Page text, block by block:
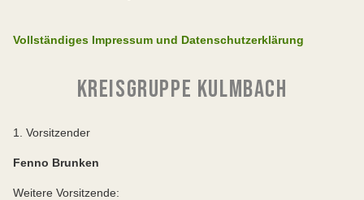
Vollständiges Impressum und Datenschutzerklärung
KREISGRUPPE KULMBACH
1. Vorsitzender
Fenno Brunken
Weitere Vorsitzende: